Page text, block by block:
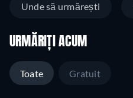
Unde să urmărești
URMĂRIȚI ACUM
Toate Gratuit